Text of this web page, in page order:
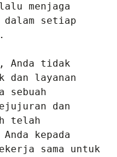
menjaga
setiap
Anda tidak
dan layanan
dan
telah
Anda kepada
sama untuk